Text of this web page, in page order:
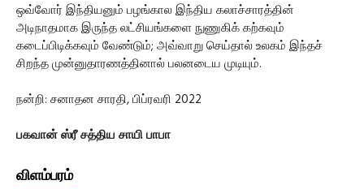
ஒவ்வோர் இந்தியனும் பழங்கால இந்திய கலாச்சாரத்தின்
அடிநாதமாக இருந்த லட்சியங்களை நுணுகிக் கற்கவும்
கடைப்பிடிக்கவும் வேண்டும்; அவ்வாறு செய்தால் உலகம் இந்தச்
சிறந்த முன்னுதாரணத்தினால் பலனடைய முடியும்.
நன்றி: சனாதன சாரதி, பிப்ரவரி 2022
பகவான் ஸ்ரீ சத்திய சாயி பாபா
விளம்பரம்